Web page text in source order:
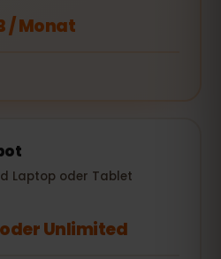
/ Monat
Laptop oder Tablet
oder Unlimited